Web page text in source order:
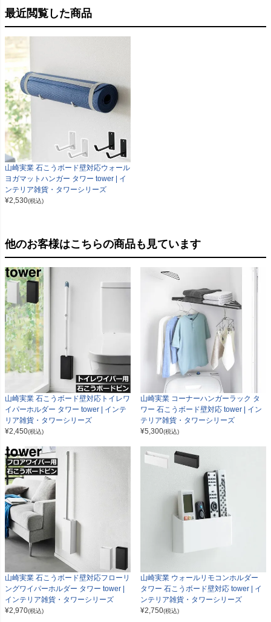
最近閲覧した商品
山崎実業 石こうボード壁対応ウォール
ヨガマットハンガー タワー tower | イ
ンテリア雑貨・タワーシリーズ
¥2,530(税込)
他のお客様はこちらの商品も見ています
山崎実業 石こうボード壁対応トイレワ
イパーホルダー タワー tower | インテ
リア雑貨・タワーシリーズ
¥2,450(税込)
山崎実業 コーナーハンガーラック タ
ワー 石こうボード壁対応 tower | イン
テリア雑貨・タワーシリーズ
¥5,300(税込)
山崎実業 石こうボード壁対応フローリ
ングワイパーホルダー タワー tower |
インテリア雑貨・タワーシリーズ
¥2,970(税込)
山崎実業 ウォールリモコンホルダー
タワー 石こうボード壁対応 tower | イ
ンテリア雑貨・タワーシリーズ
¥2,750(税込)